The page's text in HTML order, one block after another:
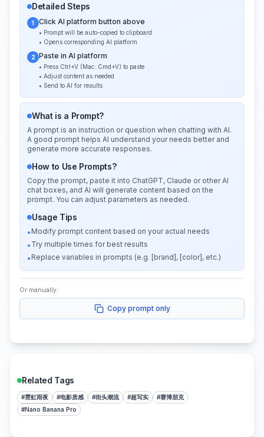
Detailed Steps
1 Click AI platform button above
• Prompt will be auto-copied to clipboard
• Opens corresponding AI platform
2 Paste in AI platform
• Press Ctrl+V (Mac: Cmd+V) to paste
• Adjust content as needed
• Send to AI for results
What is a Prompt?
A prompt is an instruction or question when chatting with AI.
A good prompt helps AI understand your needs better and
generate more accurate responses.
How to Use Prompts?
Copy the prompt, paste it into ChatGPT, Claude or other AI
chat boxes, and AI will generate content based on the
prompt. You can adjust parameters as needed.
Usage Tips
• Modify prompt content based on your actual needs
• Try multiple times for best results
• Replace variables in prompts (e.g. [brand], [color], etc.)
Or manually:
Copy prompt only
Related Tags
#霓虹雨夜 #电影质感 #街头潮流 #超写实 #赛博朋克
#Nano Banana Pro